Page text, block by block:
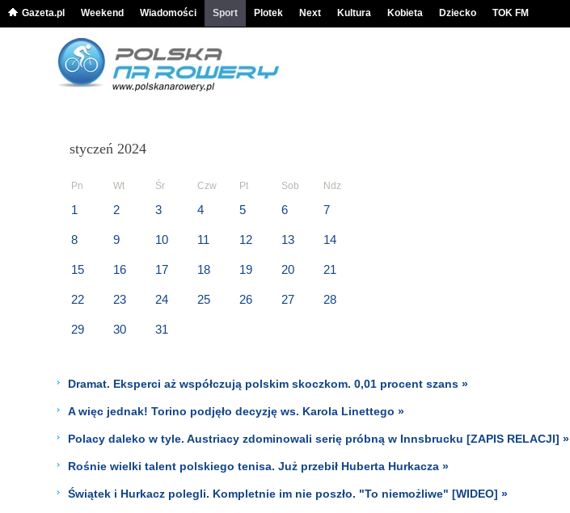
Gazeta.pl Weekend Wiadomości Sport Plotek Next Kultura Kobieta Dziecko TOK FM
styczeń 2024
Pn Wt Śr Czw Pt Sob Ndz
1 2 3 4 5 6 7
8 9 10 11 12 13 14
15 16 17 18 19 20 21
22 23 24 25 26 27 28
29 30 31
Dramat. Eksperci aż współczują polskim skoczkom. 0,01 procent szans »
A więc jednak! Torino podjęło decyzję ws. Karola Linettego »
Polacy daleko w tyle. Austriacy zdominowali serię próbną w Innsbrucku [ZAPIS RELACJI] »
Rośnie wielki talent polskiego tenisa. Już przebił Huberta Hurkacza »
Świątek i Hurkacz polegli. Kompletnie im nie poszło. "To niemożliwe" [WIDEO] »